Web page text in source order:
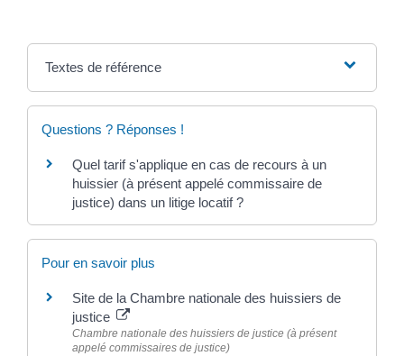
Textes de référence
Questions ? Réponses !
Quel tarif s'applique en cas de recours à un
huissier (à présent appelé commissaire de
justice) dans un litige locatif ?
Pour en savoir plus
Site de la Chambre nationale des huissiers de
justice
Chambre nationale des huissiers de justice (à présent
appelé commissaires de justice)